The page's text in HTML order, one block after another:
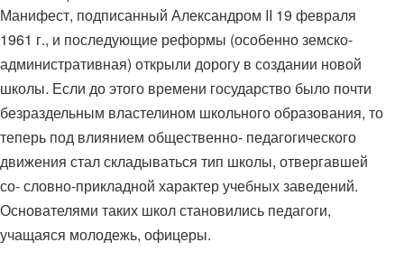
Манифест, подписанный Александром II 19 февраля
1961 г., и последующие реформы (особенно земско-
административная) открыли дорогу в создании новой
школы. Если до этого времени государство было почти
безраздельным властелином школьного образования, то
теперь под влиянием общественно- педагогического
движения стал складываться тип школы, отвергавшей
со- словно-прикладной характер учебных заведений.
Основателями таких школ становились педагоги,
учащаяся молодежь, офицеры.